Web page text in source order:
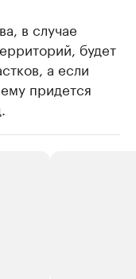
в случае
будет
а если
придется